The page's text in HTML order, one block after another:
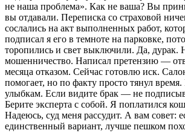
не наша проблема». Как не ваша? Вы
вы отдавали. Переписка со страховой
сослались на акт выполненных работ,
подписал я его в темноте на парковке,
торопились и свет выключили. Да, дурак.
мошенничество. Написал претензию —
месяца отказом. Сейчас готовлю иск.
помогает, но по факту просто тянул время.
улыбкам. Если видите брак — не
Берите эксперта с собой. Я поплатился
Надеюсь, суд меня рассудит. А вам совет:
единственный вариант, лучше пешком